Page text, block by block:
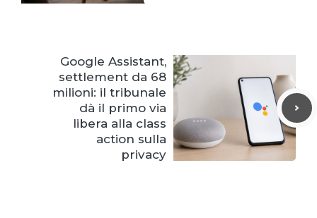
Google Assistant,
settlement da 68
milioni: il tribunale
dà il primo via
libera alla class
action sulla
privacy